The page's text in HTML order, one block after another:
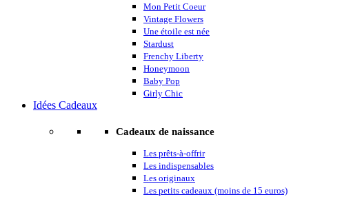
Mon Petit Coeur
Vintage Flowers
Une étoile est née
Stardust
Frenchy Liberty
Honeymoon
Baby Pop
Girly Chic
Idées Cadeaux
Cadeaux de naissance
Les prêts-à-offrir
Les indispensables
Les originaux
Les petits cadeaux (moins de 15 euros)